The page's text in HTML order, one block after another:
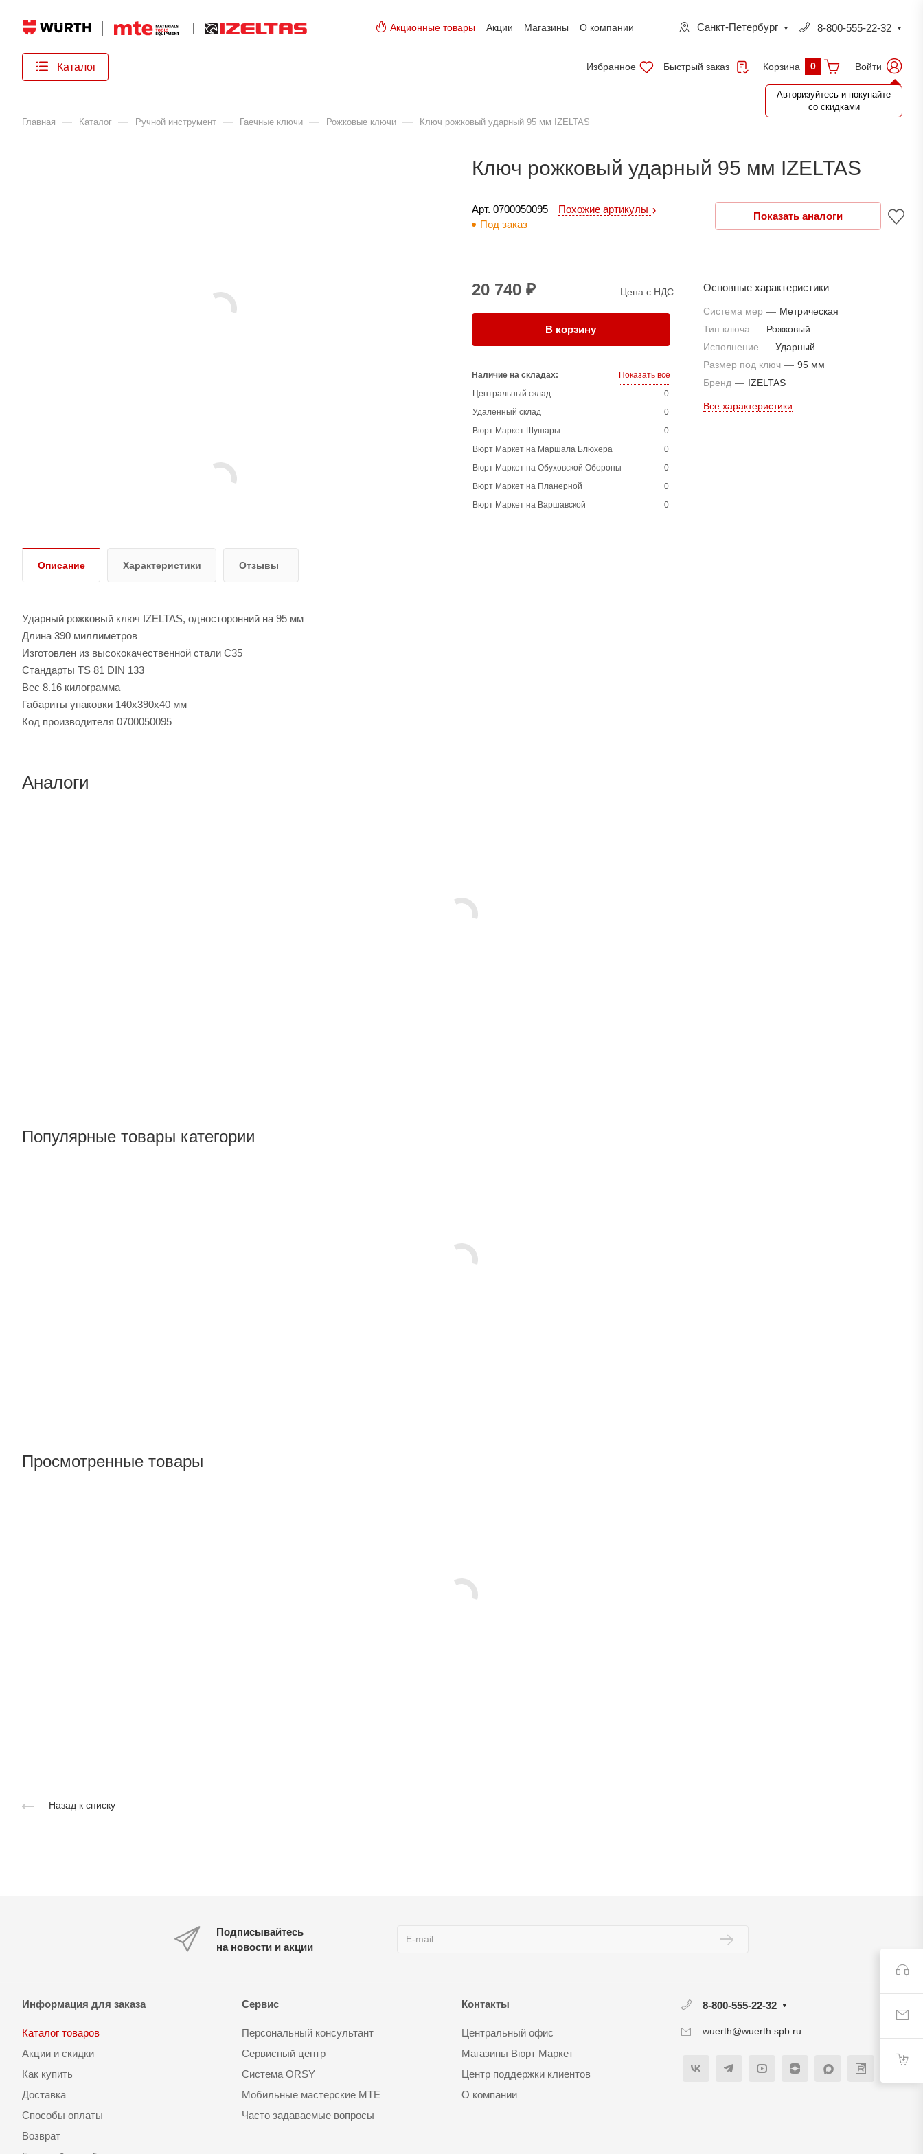
Акционные товары Акции Магазины О компании Санкт-Петербург 8-800-555-22-32
Каталог Избранное Быстрый заказ Корзина 0 Войти
Авторизуйтесь и покупайте
со скидками
Главная
— Каталог — Ручной инструмент — Гаечные ключи — Рожковые ключи — Ключ рожковый ударный 95 мм IZELTAS
Ключ рожковый ударный 95 мм IZELTAS
Арт. 0700050095
Похожие артикулы
Под заказ
Показать аналоги
20 740 ₽ Цена с НДС
В корзину
Наличие на складах:
Показать все
Центральный склад
0
Удаленный склад
0
Вюрт Маркет Шушары
0
Вюрт Маркет на Маршала Блюхера
0
Вюрт Маркет на Обуховской Обороны
0
Вюрт Маркет на Планерной
0
Вюрт Маркет на Варшавской
0
Основные характеристики
Система мер — Метрическая
Тип ключа — Рожковый
Исполнение — Ударный
Размер под ключ — 95 мм
Бренд — IZELTAS
Все характеристики
Описание Характеристики Отзывы
Ударный рожковый ключ IZELTAS, односторонний на 95 мм
Длина 390 миллиметров
Изготовлен из высококачественной стали C35
Стандарты TS 81 DIN 133
Вес 8.16 килограмма
Габариты упаковки 140x390x40 мм
Код производителя 0700050095
Аналоги
Популярные товары категории
Просмотренные товары
Назад к списку
Подписывайтесь
на новости и акции
Информация для заказа
Каталог товаров
Акции и скидки
Как купить
Доставка
Способы оплаты
Возврат
Сервис
Персональный консультант
Сервисный центр
Система ORSY
Мобильные мастерские MTE
Часто задаваемые вопросы
Контакты
Центральный офис
Магазины Вюрт Маркет
Центр поддержки клиентов
О компании
8-800-555-22-32
wuerth@wuerth.spb.ru